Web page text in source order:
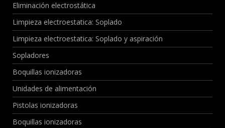
Eliminación electrostática
Limpieza electroestatica: Soplado
Limpieza electroestatica: Soplado y aspiración
Sopladores
Boquillas ionizadoras
Unidades de alimentación
Pistolas ionizadoras
Boquillas ionizadoras